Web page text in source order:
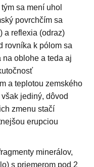
tým sa mení uhol
povrchčím sa
) a reflexia (odraz)
rovníka k pólom sa
oblohe a teda aj
a teplotou zemského
jediný, dôvod
zmenu stačí
erupciou
minerálov,
s priemerom pod 2